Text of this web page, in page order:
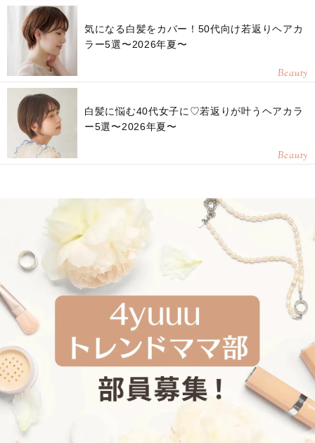
気になる白髪をカバー！50代向け若返りヘアカ
ラー5選〜2026年夏〜
Beauty
白髪に悩む40代女子に♡若返りが叶うヘアカラ
ー5選〜2026年夏〜
Beauty